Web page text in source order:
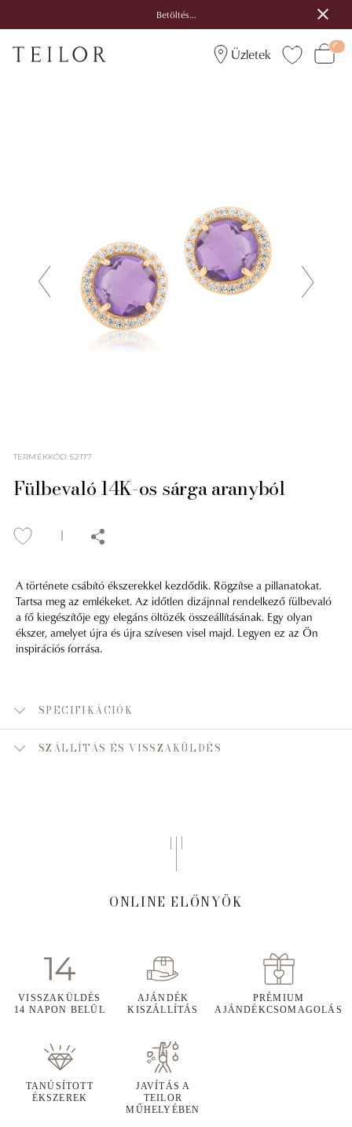
Betöltés...
Üzletek
TERMÉKKÓD:52177
Fülbevaló 14K-os sárga aranyból
A története csábító ékszerekkel kezdődik. Rögzítse a pillanatokat.
Tartsa meg az emlékeket. Az időtlen dizájnnal rendelkező fülbevaló
a fő kiegészítője egy elegáns öltözék összeállításának. Egy olyan
ékszer, amelyet újra és újra szívesen visel majd. Legyen ez az Ön
inspirációs forrása.
SPECIFIKÁCIÓK
SZÁLLÍTÁS ÉS VISSZAKÜLDÉS
ONLINE ELŐNYÖK
VISSZAKÜLDÉS
14 NAPON BELÜL
AJÁNDÉK
KISZÁLLÍTÁS
PRÉMIUM
AJÁNDÉKCSOMAGOLÁS
TANÚSÍTOTT
ÉKSZEREK
JAVÍTÁS A
TEILOR
MŰHELYÉBEN